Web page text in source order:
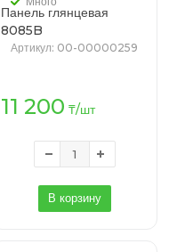
Панель глянцевая
8085B
2,3*1220*2800мм
Артикул: 00-00000259
11 200 ₸/шт
В корзину